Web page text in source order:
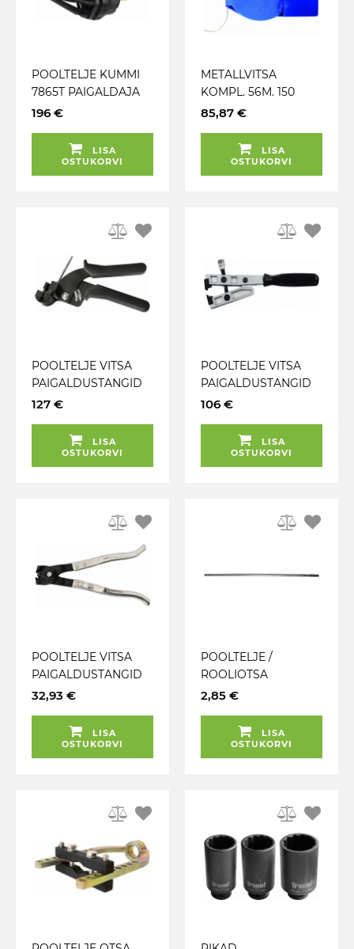
POOLTELJE KUMMI
7865T PAIGALDAJA
KUNI 95MM PNEUMO
196 €
LISA
OSTUKORVI
METALLVITSA
KOMPL. 56M. 150
KLAMBRIT. TANGID
85,87 €
LISA
OSTUKORVI
POOLTELJE VITSA
PAIGALDUSTANGID
LÕIKAJAGA TRIUMF
127 €
LISA
OSTUKORVI
POOLTELJE VITSA
PAIGALDUSTANGID
HD MOMENT TRIUMF
106 €
LISA
OSTUKORVI
POOLTELJE VITSA
PAIGALDUSTANGID
TRIUMF
32,93 €
LISA
OSTUKORVI
POOLTELJE /
ROOLIOTSA
KUMMIKATTE
125MM TRIUMF
2,85 €
LISA
OSTUKORVI